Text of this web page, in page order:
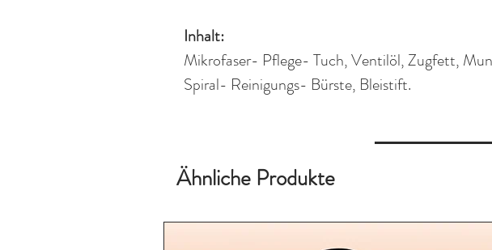
Inhalt:
Mikrofaser- Pflege- Tuch, Ventilöl, Zugfett,
Spiral- Reinigungs- Bürste, Bleistift.
Ähnliche Produkte